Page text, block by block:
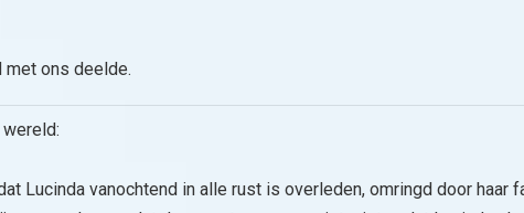
met ons deelde.
Lucinda vanochtend in alle rust is overleden, omringd door haar